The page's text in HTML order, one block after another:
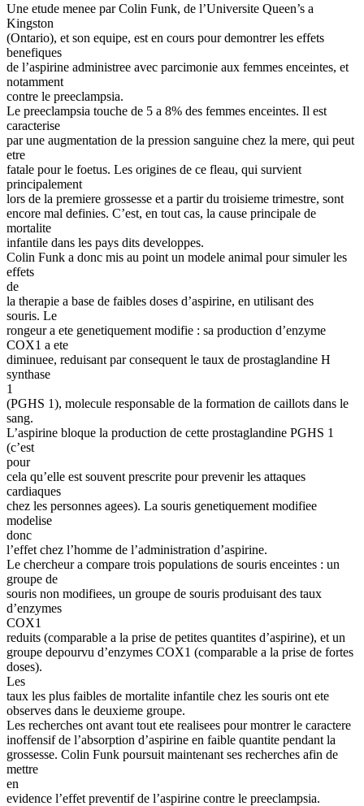
Une etude menee par Colin Funk, de l’Universite Queen’s a
Kingston
(Ontario), et son equipe, est en cours pour demontrer les effets
benefiques
de l’aspirine administree avec parcimonie aux femmes enceintes, et
notamment
contre le preeclampsia.
Le preeclampsia touche de 5 a 8% des femmes enceintes. Il est
caracterise
par une augmentation de la pression sanguine chez la mere, qui peut
etre
fatale pour le foetus. Les origines de ce fleau, qui survient
principalement
lors de la premiere grossesse et a partir du troisieme trimestre, sont
encore mal definies. C’est, en tout cas, la cause principale de
mortalite
infantile dans les pays dits developpes.
Colin Funk a donc mis au point un modele animal pour simuler les
effets
de
la therapie a base de faibles doses d’aspirine, en utilisant des
souris. Le
rongeur a ete genetiquement modifie : sa production d’enzyme
COX1 a ete
diminuee, reduisant par consequent le taux de prostaglandine H
synthase
1
(PGHS 1), molecule responsable de la formation de caillots dans le
sang.
L’aspirine bloque la production de cette prostaglandine PGHS 1
(c’est
pour
cela qu’elle est souvent prescrite pour prevenir les attaques
cardiaques
chez les personnes agees). La souris genetiquement modifiee
modelise
donc
l’effet chez l’homme de l’administration d’aspirine.
Le chercheur a compare trois populations de souris enceintes : un
groupe de
souris non modifiees, un groupe de souris produisant des taux
d’enzymes
COX1
reduits (comparable a la prise de petites quantites d’aspirine), et un
groupe depourvu d’enzymes COX1 (comparable a la prise de fortes
doses).
Les
taux les plus faibles de mortalite infantile chez les souris ont ete
observes dans le deuxieme groupe.
Les recherches ont avant tout ete realisees pour montrer le caractere
inoffensif de l’absorption d’aspirine en faible quantite pendant la
grossesse. Colin Funk poursuit maintenant ses recherches afin de
mettre
en
evidence l’effet preventif de l’aspirine contre le preeclampsia.